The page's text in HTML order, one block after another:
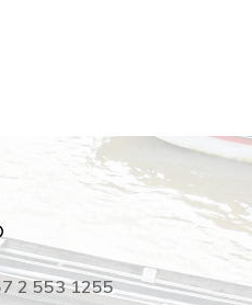
2 553 1255